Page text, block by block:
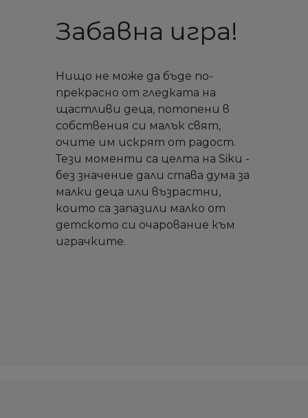
Забавна игра!
Нищо не може да бъде по-
прекрасно от гледката на
щастливи деца, потопени в
собствения си малък свят,
очите им искрят от радост.
Тези моменти са целта на Siku -
без значение дали става дума за
малки деца или възрастни,
които са запазили малко от
детското си очарование към
играчките.